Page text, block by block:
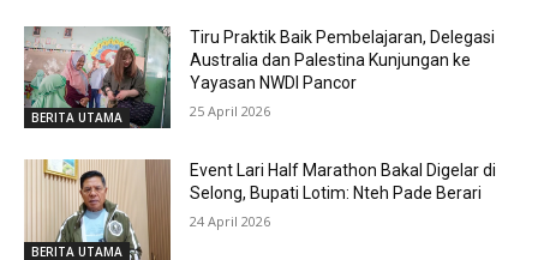
BERITA UTAMA
Tiru Praktik Baik Pembelajaran, Delegasi
Australia dan Palestina Kunjungan ke
Yayasan NWDI Pancor
25 April 2026
BERITA UTAMA
Event Lari Half Marathon Bakal Digelar di
Selong, Bupati Lotim: Nteh Pade Berari
24 April 2026